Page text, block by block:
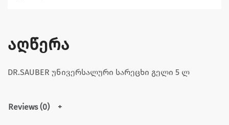
აღწერა
DR.SAUBER უნივერსალური სარეცხი გელი 5 ლ
Reviews (0)